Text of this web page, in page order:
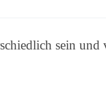
sein und